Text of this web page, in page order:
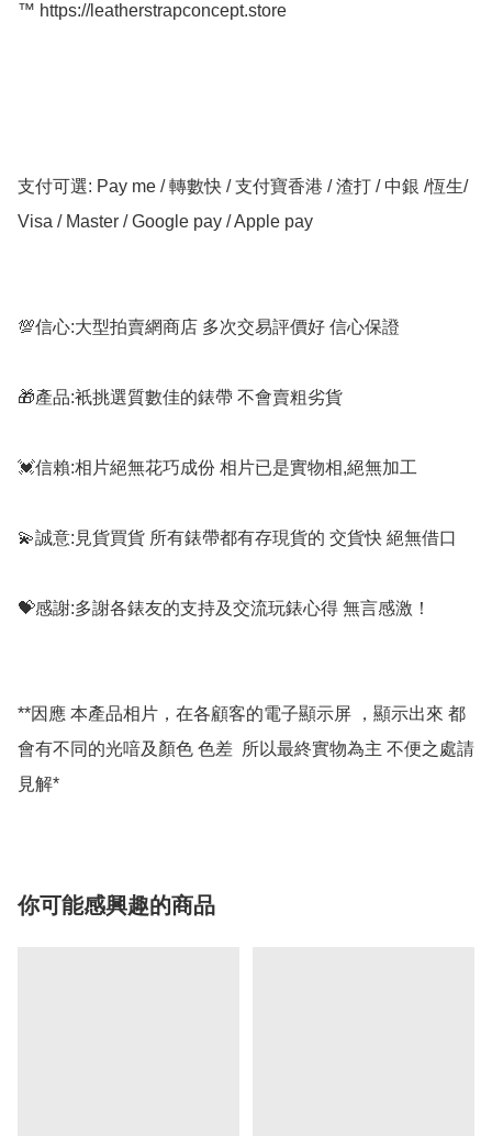
™️ https://leatherstrapconcept.store
支付可選: Pay me / 轉數快 / 支付寶香港 / 渣打 / 中銀 /恆生/
Visa / Master / Google pay / Apple pay
💯信心:大型拍賣網商店 多次交易評價好 信心保證
🎁產品:衹挑選質數佳的錶帶 不會賣粗劣貨
💓信賴:相片絕無花巧成份 相片已是實物相,絕無加工
💫誠意:見貨買貨 所有錶帶都有存現貨的 交貨快 絕無借口
💝感謝:多謝各錶友的支持及交流玩錶心得 無言感激！
**因應 本產品相片，在各顧客的電子顯示屏 ，顯示出來 都
會有不同的光喑及顏色 色差  所以最終實物為主 不便之處請
你可能感興趣的商品